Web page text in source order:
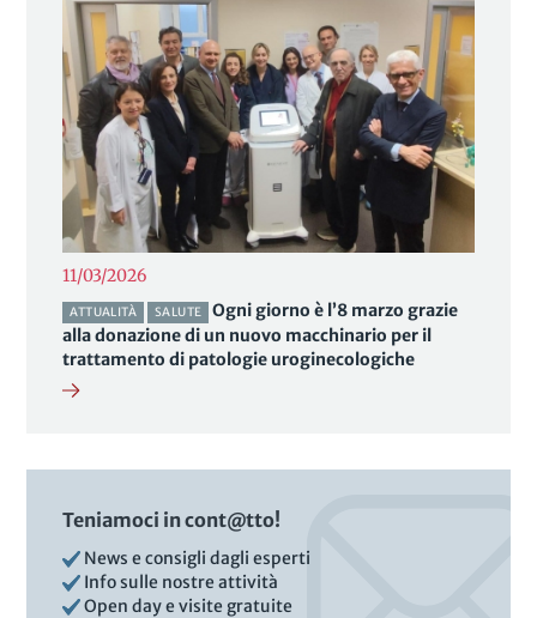
11/03/2026
ATTUALITÀ SALUTE
Ogni giorno è l’8 marzo grazie
alla donazione di un nuovo macchinario per il
trattamento di patologie uroginecologiche
Teniamoci in cont@tto!
News e consigli dagli esperti
Info sulle nostre attività
Open day e visite gratuite